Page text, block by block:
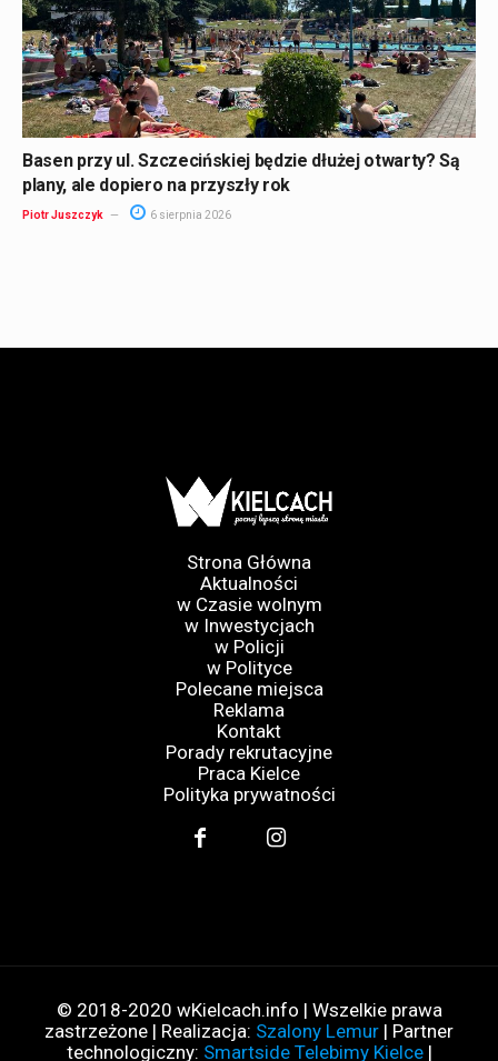
Basen przy ul. Szczecińskiej będzie dłużej otwarty? Są
plany, ale dopiero na przyszły rok
Piotr Juszczyk 6 sierpnia 2026
Strona Główna
Aktualności
w Czasie wolnym
w Inwestycjach
w Policji
w Polityce
Polecane miejsca
Reklama
Kontakt
Porady rekrutacyjne
Praca Kielce
Polityka prywatności
© 2018-2020 wKielcach.info | Wszelkie prawa
zastrzeżone | Realizacja: Szalony Lemur | Partner
technologiczny: Smartside Telebimy Kielce|